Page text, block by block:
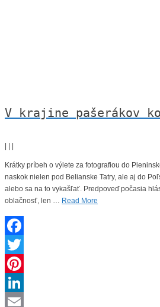
V krajine pašerákov
Krátky príbeh o výlete za fotografiou do
naskok nielen pod Belianske Tatry, ale aj do
alebo sa na to vykašľať. Predpoveď počasia
oblačnosť, len … Read More
Facebook
Twitter
Pinterest
LinkedIn